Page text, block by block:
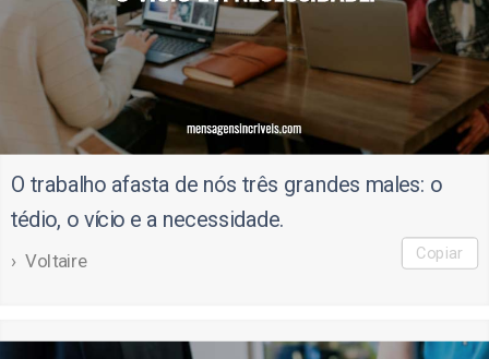
O trabalho afasta de nós três grandes males: o
tédio, o vício e a necessidade.
Voltaire Copiar